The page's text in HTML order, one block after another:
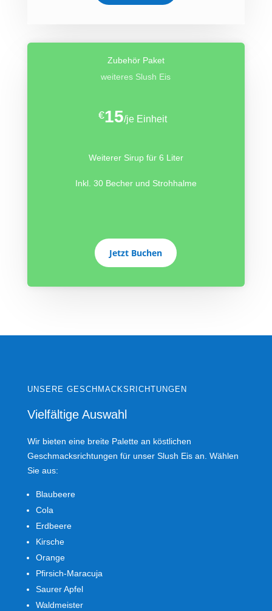
Zubehör Paket
weiteres Slush Eis
€15/je Einheit
Weiterer Sirup für 6 Liter
Inkl. 30 Becher und Strohhalme
Jetzt Buchen
UNSERE GESCHMACKSRICHTUNGEN
Vielfältige Auswahl
Wir bieten eine breite Palette an köstlichen
Geschmacksrichtungen für unser Slush Eis an. Wählen
Sie aus:
Blaubeere
Cola
Erdbeere
Kirsche
Orange
Pfirsich-Maracuja
Saurer Apfel
Waldmeister